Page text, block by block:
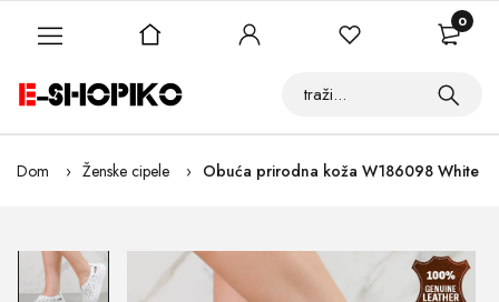
Dom Ženske cipele Obuća prirodna koža W186098 White
0